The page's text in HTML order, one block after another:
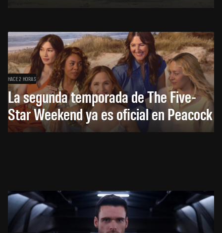
HACE 2 HORAS
La segunda temporada de The Five-
Star Weekend ya es oficial en Peacock